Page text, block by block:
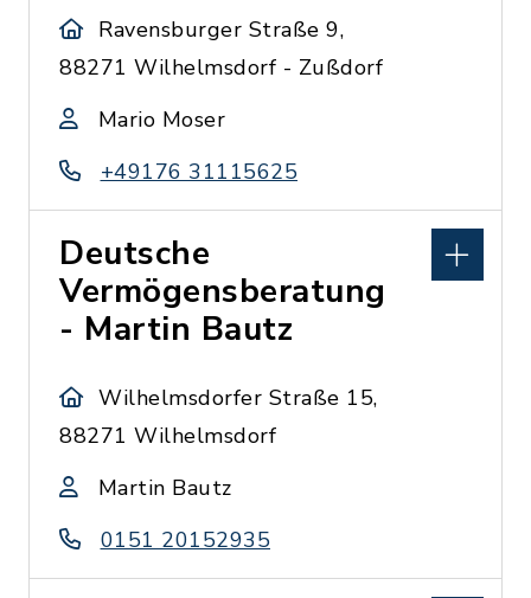
Ravensburger Straße 9,
88271 Wilhelmsdorf - Zußdorf
Mario Moser
+49176 31115625
Deutsche
Vermögensberatung
- Martin Bautz
Wilhelmsdorfer Straße 15,
88271 Wilhelmsdorf
Martin Bautz
0151 20152935